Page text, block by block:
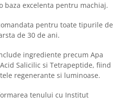
baza excelenta pentru machiaj.
pentru toate tipurile de
de 30 de ani.
ingrediente precum Apa
Salicilic si Tetrapeptide, fiind
regenerante si luminoase.
tenului cu Institut